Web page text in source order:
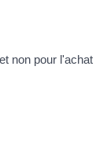
non pour